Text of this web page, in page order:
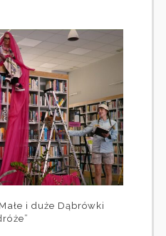
i duże Dąbrówki